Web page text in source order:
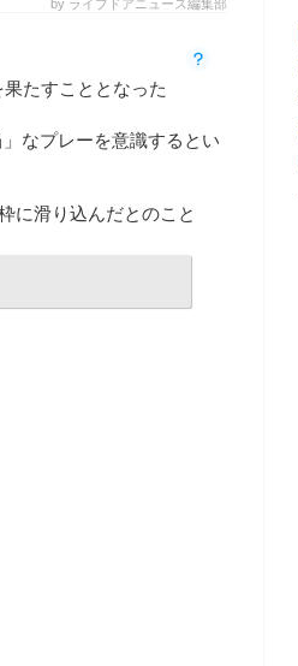
by ライブドアニュース編集部
たすこととなった
なプレーを意識するとい
に滑り込んだとのこと